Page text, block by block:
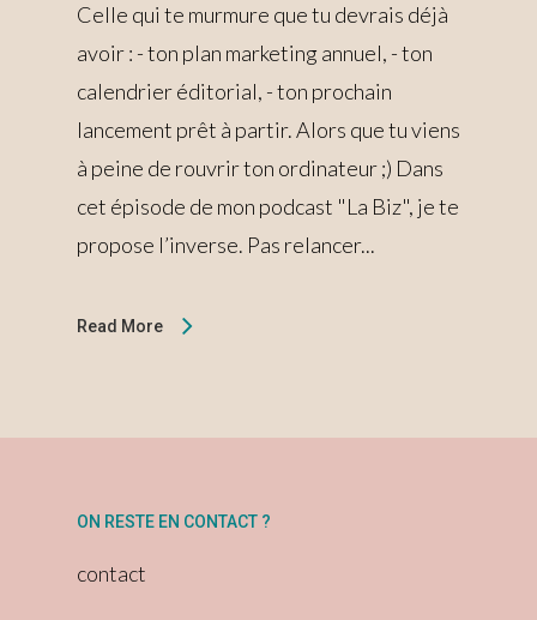
Celle qui te murmure que tu devrais déjà
avoir : - ton plan marketing annuel, - ton
calendrier éditorial, - ton prochain
lancement prêt à partir. Alors que tu viens
à peine de rouvrir ton ordinateur ;) Dans
cet épisode de mon podcast "La Biz", je te
propose l’inverse. Pas relancer...
Read More
ON RESTE EN CONTACT ?
contact